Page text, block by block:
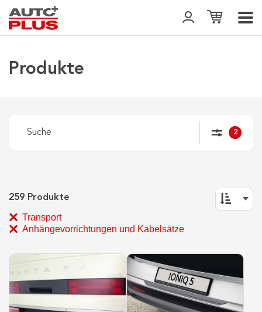
Produkte
2
259 Produkte
Transport
Anhängevorrichtungen und Kabelsätze